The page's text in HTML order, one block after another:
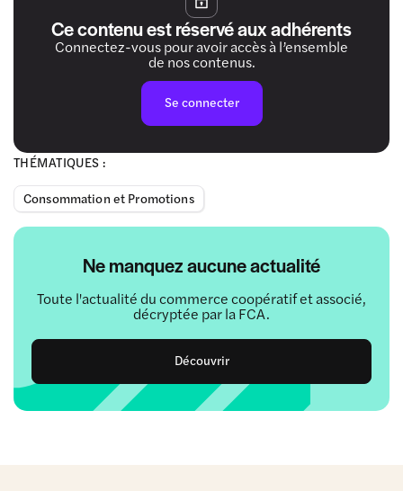
THÉMATIQUES :
Consommation et Promotions
Ne manquez aucune actualité
Toute l'actualité du commerce coopératif et associé,
décryptée par la FCA.
Découvrir
Ce contenu est réservé aux adhérents
Connectez-vous pour avoir accès à l’ensemble
de nos contenus.
Se connecter